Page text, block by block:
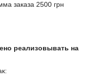
заказа 2500 грн
реализовывать на